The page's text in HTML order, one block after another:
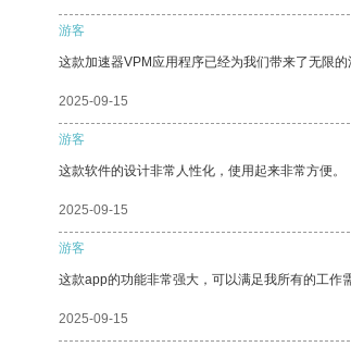
游客
这款加速器VPM应用程序已经为我们带来了无限的
2025-09-15
游客
这款软件的设计非常人性化，使用起来非常方便。
2025-09-15
游客
这款app的功能非常强大，可以满足我所有的工作
2025-09-15